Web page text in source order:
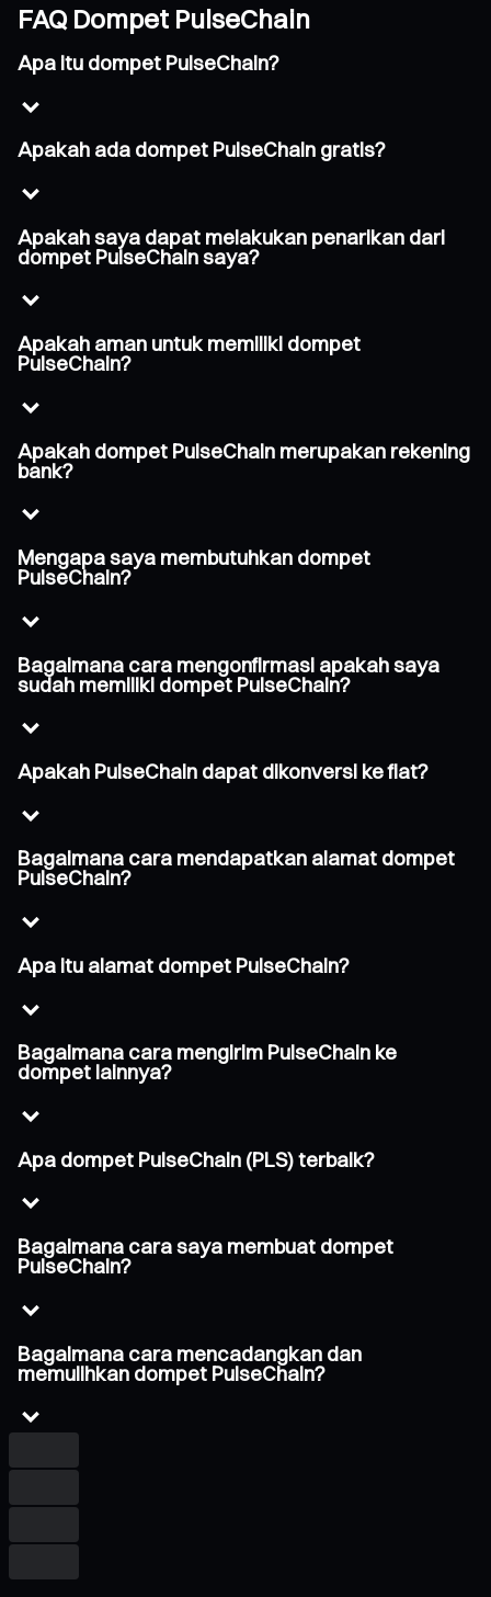
FAQ Dompet PulseChain
Apa itu dompet PulseChain?
Apakah ada dompet PulseChain gratis?
Apakah saya dapat melakukan penarikan dari
dompet PulseChain saya?
Apakah aman untuk memiliki dompet
PulseChain?
Apakah dompet PulseChain merupakan rekening
bank?
Mengapa saya membutuhkan dompet
PulseChain?
Bagaimana cara mengonfirmasi apakah saya
sudah memiliki dompet PulseChain?
Apakah PulseChain dapat dikonversi ke fiat?
Bagaimana cara mendapatkan alamat dompet
PulseChain?
Apa itu alamat dompet PulseChain?
Bagaimana cara mengirim PulseChain ke
dompet lainnya?
Apa dompet PulseChain (PLS) terbaik?
Bagaimana cara saya membuat dompet
PulseChain?
Bagaimana cara mencadangkan dan
memulihkan dompet PulseChain?